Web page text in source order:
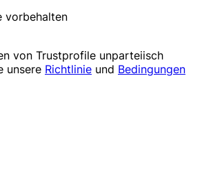
vorbehalten
von Trustprofile unparteiisch
unsere Richtlinie und Bedingungen